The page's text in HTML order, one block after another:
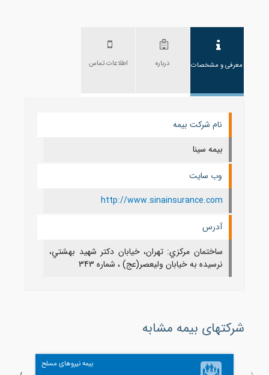
معرفی و مشخصات درباره اطلاعات تماس
نام شرکت بیمه
بیمه سینا
وب سایت
http://www.sinainsurance.com
آدرس
ساختمان مركزي: تهران، خيابان دکتر شهيد بهشتي،
نرسیده به خیابان ولیعصر(عج) ، شماره 343
شرکتهای بیمه مشابه
بیمه نیروهای مسلح